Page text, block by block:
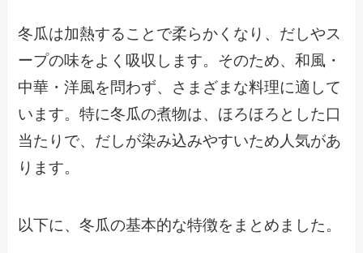
冬瓜は加熱することで柔らかくなり、だしやス
ープの味をよく吸収します。そのため、和風・
中華・洋風を問わず、さまざまな料理に適して
います。特に冬瓜の煮物は、ほろほろとした口
当たりで、だしが染み込みやすいため人気があ
ります。
以下に、冬瓜の基本的な特徴をまとめました。